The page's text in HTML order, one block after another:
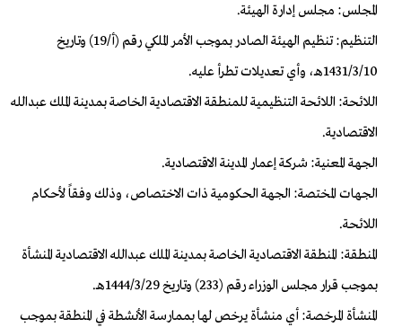
المجلس: مجلس إدارة الهيئة.
التنظيم: تنظيم الهيئة الصادر بموجب الأمر الملكي رقم (أ/19) وتاريخ
1431/3/10هـ، وأي تعديلات تطرأ عليه.
اللائحة: اللائحة التنظيمية للمنطقة الاقتصادية الخاصة بمدينة الملك عبدالله
الاقتصادية.
الجهة المعنية: شركة إعمار المدينة الاقتصادية.
الجهات المختصة: الجهة الحكومية ذات الاختصاص، وذلك وفقاً لأحكام
اللائحة.
المنطقة: المنطقة الاقتصادية الخاصة بمدينة الملك عبدالله الاقتصادية المنشأة
بموجب قرار مجلس الوزراء رقم (233) وتاريخ 1444/3/29هـ.
المنشأة المرخصة: أي منشأة يرخص لها بممارسة الأنشطة في المنطقة بموجب